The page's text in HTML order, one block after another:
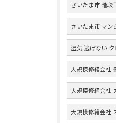
さいたま市 階段
さいたま市 マン
湿気 逃げない ク
大規模修繕会社
大規模修繕会社
大規模修繕会社